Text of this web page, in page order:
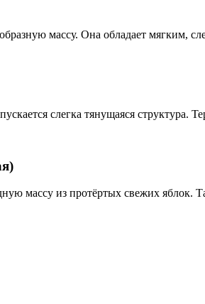
массу. Она обладает мягким,
слегка тянущаяся структура.
массу из протёртых свежих яблок.